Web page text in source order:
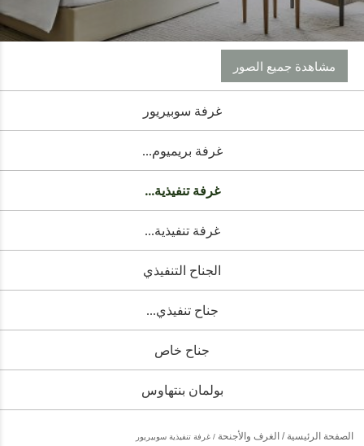
مشاهدة جميع الصور
غرفة سوبيريور
غرفة بريميوم...
غرفة تنفيذية...
غرفة تنفيذية...
الجناح التنفيذي
جناح تنفيذي...
جناح خاص
بولمان بنتهاوس
الصفحة الرئيسية الغرف والأجنحة غرفة تنفيذية سوبيريور